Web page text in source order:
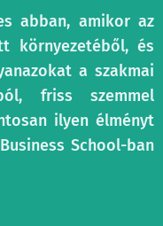
abban, amikor az
környezetéből, és
a szakmai
friss szemmel
ilyen élményt
School-ban